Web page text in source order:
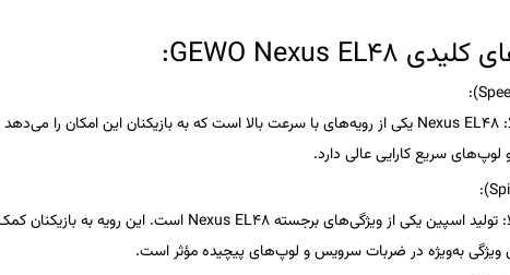
کلیدی GEWO Nexus EL48
:
:
:
Nexus EL48 یکی از رویه‌های با سرعت بالا است که به بازیکنان این امکان را
لوپ‌های سریعکارایی عالی دارد.
:
: تولید اسپین یکی از ویژگی‌های برجستهNexus EL48 است. این رویه به بازیکنان
ویژگی به‌ویژه در ضربات سرویسو لوپ‌های پیچیدهمؤثر است.